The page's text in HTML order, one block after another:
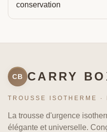
conservation
CB CARRY
TROUSSE ISOTHERME ·
La trousse d'urgence
élégante et universelle.